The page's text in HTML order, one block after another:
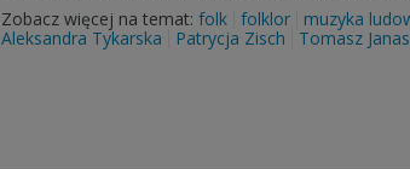
Zobacz więcej na temat: folk folklor muzyka
Aleksandra Tykarska
Patrycja Zisch Tomasz Janas